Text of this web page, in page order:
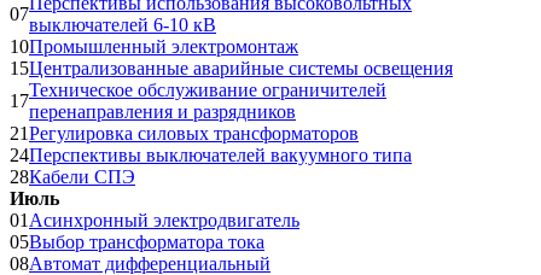
07
выключателей 6-10 кВ
10Промышленный электромонтаж
15Централизованные аварийные системы освещения
17
Техническое обслуживание ограничителей
перенаправления и разрядников
21Регулировка силовых трансформаторов
24Перспективы выключателей вакуумного типа
28Кабели СПЭ
Июль
01Асинхронный электродвигатель
05Выбор трансформатора тока
08Автомат дифференциальный